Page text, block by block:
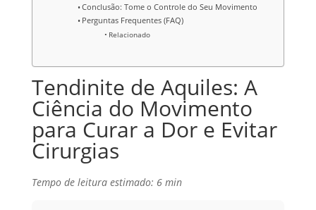
Conclusão: Tome o Controle do Seu Movimento
Perguntas Frequentes (FAQ)
Relacionado
Tendinite de Aquiles: A
Ciência do Movimento
para Curar a Dor e Evitar
Cirurgias
Tempo de leitura estimado: 6 min